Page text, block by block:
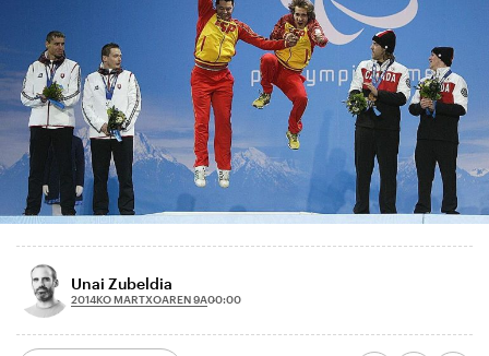
Unai Zubeldia
2014KO MARTXOAREN 9A00:00